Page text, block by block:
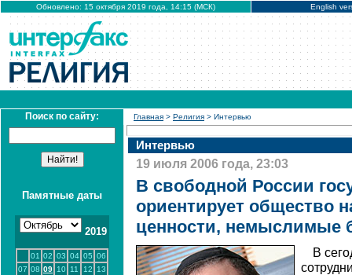
Обновлено: 15 октября 2019 года, 14:15 (МСК) English
Поиск по сайту:
Памятные даты
2019
01 02 03 04 05 06
07 08 09 10 11 12
13
Главная > Религия > Интервью
Интервью
19 июля 2006 года, 23:03
В свободной России
ориентирует общество
ценности, немыслимые
В